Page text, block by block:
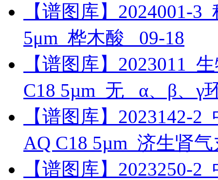
【谱图库】2024001-
5μm_桦木酸_ 09-18
【谱图库】2023011_
C18 5µm_无 _α、β、γ
【谱图库】2023142-
AQ C18 5µm_济生肾
【谱图库】2023250-